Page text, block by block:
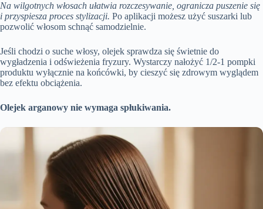
Na wilgotnych włosach ułatwia rozczesywanie, ogranicza puszenie się
i przyspiesza proces stylizacji. Po aplikacji możesz użyć suszarki lub
pozwolić włosom schnąć samodzielnie.
Jeśli chodzi o suche włosy, olejek sprawdza się świetnie do
wygładzenia i odświeżenia fryzury. Wystarczy nałożyć 1/2-1 pompki
produktu wyłącznie na końcówki, by cieszyć się zdrowym wyglądem
bez efektu obciążenia.
Olejek arganowy nie wymaga spłukiwania.